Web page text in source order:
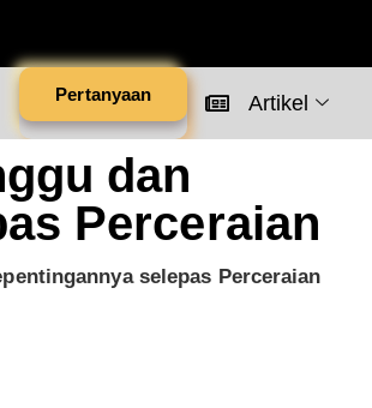
Pertanyaan Artikel
dan
Perceraian
selepas Perceraian